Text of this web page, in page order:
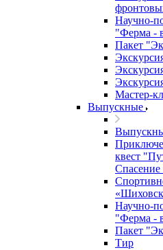
Научно-
"Ферма -
Пакет
Мастер-
Выпускные
квест
Спасение
Научно-
"Ферма -
Пакет
Тир